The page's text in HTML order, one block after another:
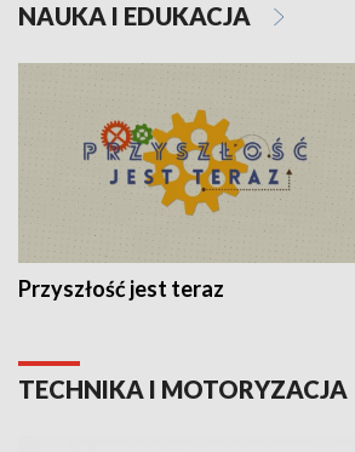
NAUKA I EDUKACJA
Przyszłość jest teraz
TECHNIKA I MOTORYZACJA